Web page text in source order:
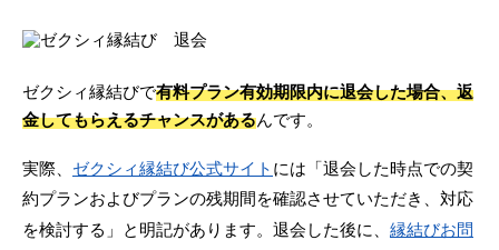
ゼクシィ縁結びで有料プラン有効期限内に退会した場合、返
金してもらえるチャンスがあるんです。
実際、 ゼクシィ縁結び公式サイト には「退会した時点での契
約プランおよびプランの残期間を確認させていただき、対応
を検討する」と明記があります。退会した後に、 縁結びお問